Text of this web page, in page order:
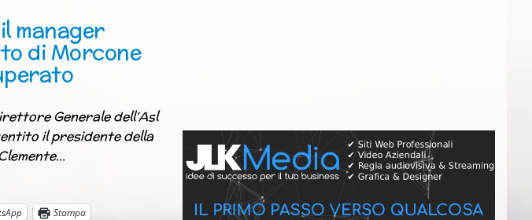
manager
di Morcone
Generale dell’Asl
il presidente della
Stampa